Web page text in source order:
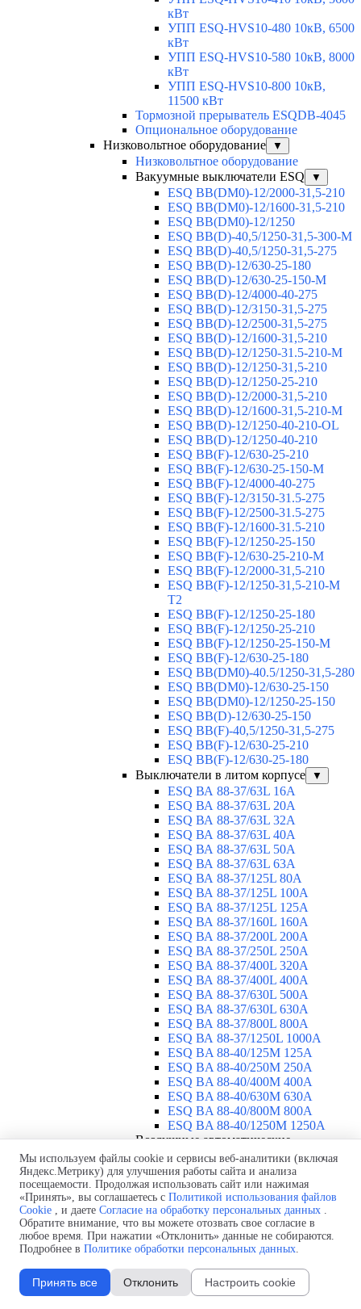
кВт
УПП ESQ-HVS10-480 10кВ, 6500
кВт
УПП ESQ-HVS10-580 10кВ, 8000
кВт
УПП ESQ-HVS10-800 10кВ,
11500 кВт
Тормозной прерыватель ESQDB-4045
Опциональное оборудование
Низковольтное оборудование
▼
Низковольтное оборудование
Вакуумные выключатели ESQ
▼
ESQ ВВ(DM0)-12/2000-31,5-210
ESQ ВВ(DM0)-12/1600-31,5-210
ESQ ВВ(DM0)-12/1250
ESQ ВВ(D)-40,5/1250-31,5-300-М
ESQ ВВ(D)-40,5/1250-31,5-275
ESQ ВВ(D)-12/630-25-180
ESQ ВВ(D)-12/630-25-150-М
ESQ ВВ(D)-12/4000-40-275
ESQ ВВ(D)-12/3150-31,5-275
ESQ ВВ(D)-12/2500-31,5-275
ESQ ВВ(D)-12/1600-31,5-210
ESQ ВВ(D)-12/1250-31.5-210-М
ESQ ВВ(D)-12/1250-31,5-210
ESQ ВВ(D)-12/1250-25-210
ESQ BB(D)-12/2000-31,5-210
ESQ BB(D)-12/1600-31,5-210-М
ESQ BB(D)-12/1250-40-210-OL
ESQ BB(D)-12/1250-40-210
ESQ ВВ(F)-12/630-25-210
ESQ ВВ(F)-12/630-25-150-М
ESQ ВВ(F)-12/4000-40-275
ESQ ВВ(F)-12/3150-31.5-275
ESQ ВВ(F)-12/2500-31.5-275
ESQ ВВ(F)-12/1600-31.5-210
ESQ ВВ(F)-12/1250-25-150
ESQ BB(F)-12/630-25-210-М
ESQ BB(F)-12/2000-31,5-210
ESQ BB(F)-12/1250-31,5-210-М
T2
ESQ BB(F)-12/1250-25-180
ESQ ВВ(F)-12/1250-25-210
ESQ ВВ(F)-12/1250-25-150-М
ESQ BB(F)-12/630-25-180
ESQ ВВ(DM0)-40.5/1250-31,5-280
ESQ ВВ(DM0)-12/630-25-150
ESQ ВВ(DM0)-12/1250-25-150
ESQ BB(D)-12/630-25-150
ESQ ВВ(F)-40,5/1250-31,5-275
ESQ ВВ(F)-12/630-25-210
ESQ ВВ(F)-12/630-25-180
Выключатели в литом корпусе
▼
ESQ ВА 88-37/63L 16A
ESQ ВА 88-37/63L 20A
ESQ ВА 88-37/63L 32A
ESQ ВА 88-37/63L 40A
ESQ ВА 88-37/63L 50A
ESQ ВА 88-37/63L 63A
ESQ ВА 88-37/125L 80A
ESQ ВА 88-37/125L 100A
ESQ ВА 88-37/125L 125A
ESQ ВА 88-37/160L 160A
ESQ ВА 88-37/200L 200A
ESQ ВА 88-37/250L 250A
ESQ ВА 88-37/400L 320A
ESQ ВА 88-37/400L 400A
ESQ ВА 88-37/630L 500A
ESQ ВА 88-37/630L 630A
ESQ ВА 88-37/800L 800A
ESQ ВА 88-37/1250L 1000A
ESQ BA 88-40/125M 125A
ESQ BA 88-40/250M 250A
ESQ BA 88-40/400M 400A
ESQ BA 88-40/630М 630A
ESQ BA 88-40/800M 800A
ESQ BA 88-40/1250М 1250A
Воздушные автоматические
выключатели
▼
ESQ ВА99-40B 3F M2C2S2 M
2500A
ESQ ВА99-40A 3F M2C2S2 М
800A
ESQ ВА99-40A 3F M2C2S2 М
630A
ESQ ВА99-40A 3F M2C2S2 М
2000A
ESQ ВА99-40A 3F M2C2S2 М
Мы используем файлы cookie и сервисы веб-аналитики (включая
Яндекс.Метрику) для улучшения работы сайта и анализа
посещаемости. Продолжая использовать сайт или нажимая
«Принять», вы соглашаетесь с Политикой использования файлов
Cookie , и даете Согласие на обработку персональных данных .
Обратите внимание, что вы можете отозвать свое согласие в
любое время. При нажатии «Отклонить» данные не собираются.
Подробнее в Политике обработки персональных данных.
Принять все Отклонить Настроить cookie